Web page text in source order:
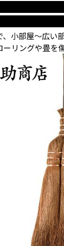
小部屋～広い
リングや畳を